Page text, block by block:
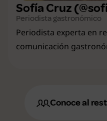
Sofía Cruz
Periodista gastronómico
Periodista experta en
comunicación
Conoce al